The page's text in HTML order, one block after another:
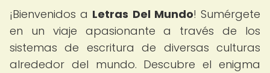
¡Bienvenidos a Letras Del Mundo! Sumérgete
en un viaje apasionante a través de los
sistemas de escritura de diversas culturas
alrededor del mundo. Descubre el enigma